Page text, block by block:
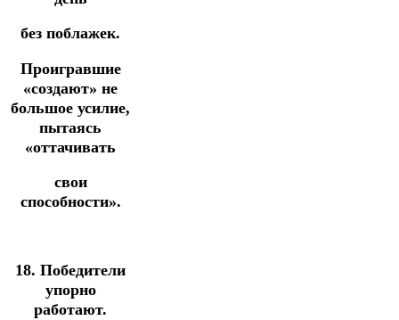
без поблажек.
Проигравшие
«создают» не
большое усилие,
пытаясь
«оттачивать
свои
способности».
18. Победители
упорно
работают.